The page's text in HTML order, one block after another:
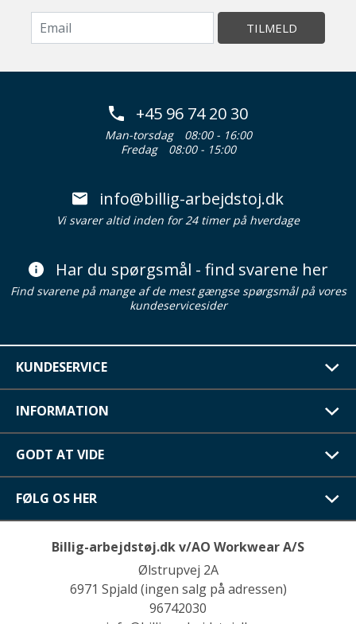
TILMELD
+45 96 74 20 30
Man-torsdag
08:00 - 16:00
Fredag
08:00 - 15:00
info@billig-arbejdstoj.dk
Vi svarer altid inden for 24 timer på hverdage
Har du spørgsmål - find svarene her
Find svarene på mange af de mest gængse spørgsmål på vores
kundeservicesider
KUNDESERVICE
INFORMATION
GODT AT VIDE
FØLG OS HER
Billig-arbejdstøj.dk v/AO Workwear A/S
Ølstrupvej 2A
6971 Spjald (ingen salg på adressen)
96742030